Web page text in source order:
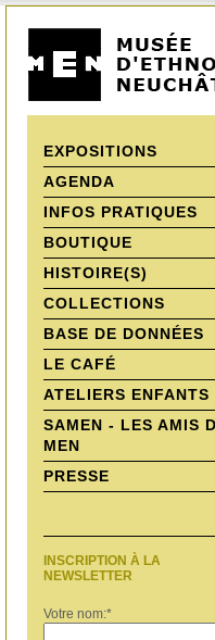
EXPOSITIONS
AGENDA
INFOS PRATIQUES
BOUTIQUE
HISTOIRE(S)
COLLECTIONS
BASE DE DONNÉES
LE CAFÉ
ATELIERS ENFANTS
SAMEN - LES AMIS
MEN
PRESSE
INSCRIPTION À LA
NEWSLETTER
Votre nom:*